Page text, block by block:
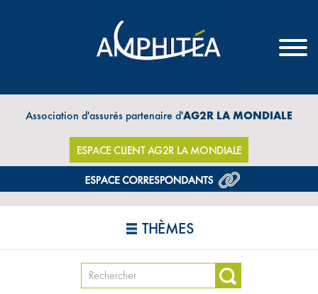
Association d'assurés partenaire d'AG2R LA MONDIALE
ESPACE CLIENT AG2R LA MONDIALE
THÈMES